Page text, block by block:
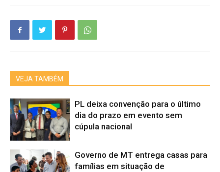
VEJA TAMBÉM
PL deixa convenção para o último
dia do prazo em evento sem
cúpula nacional
Governo de MT entrega casas para
famílias em situação de